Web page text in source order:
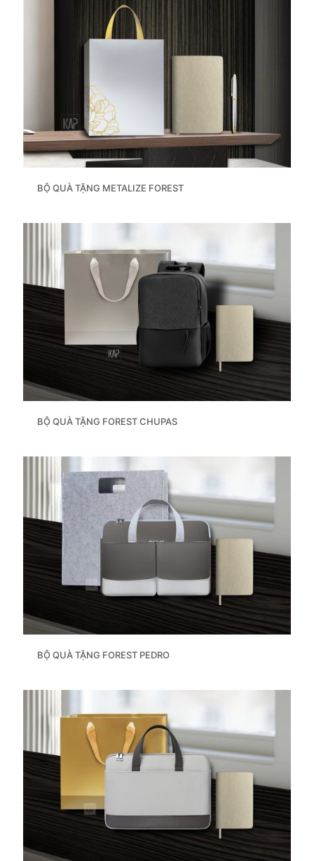
BỘ QUÀ TẶNG METALIZE FOREST
BỘ QUÀ TẶNG FOREST CHUPAS
BỘ QUÀ TẶNG FOREST PEDRO